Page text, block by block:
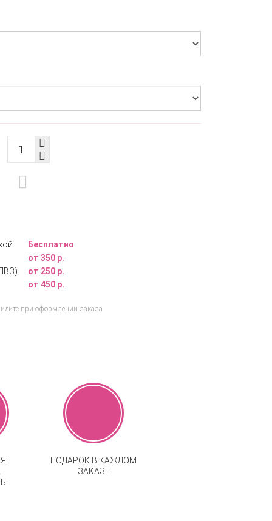
Бесплатно
от 350 р.
от 250 р.
от 450 р.
при оформлении заказа
ПОДАРОК В КАЖДОМ
ЗАКАЗЕ